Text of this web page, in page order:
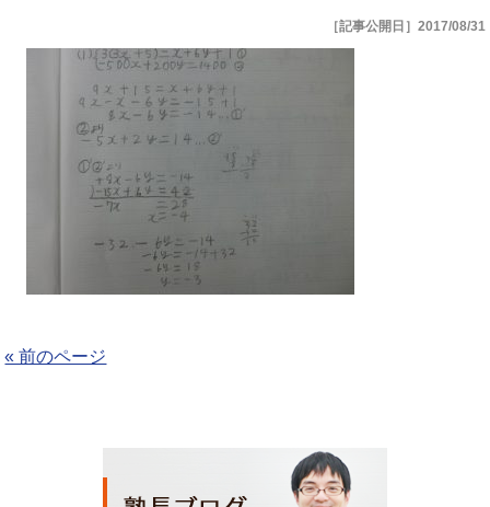
［記事公開日］2017/08/31
« 前のページ